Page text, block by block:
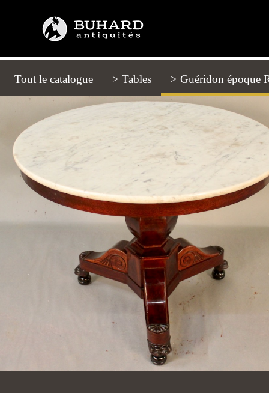
Tout le catalogue (current)
> Tables > Guéridon époque